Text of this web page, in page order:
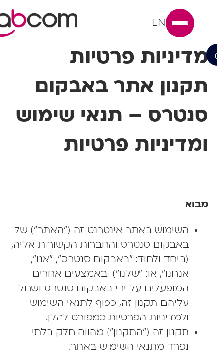
EN
פרטיות
אתר באבקום
– תנאי שימוש
פרטיות
השימוש באתר אינטרנט זה ("האתר") של
באבקום סנטרס והחברות הקשורות אליה,
(ביחד ולחוד: "באבקום סנטרס", "אנו",
אנחנו", או: "שלנו") ובאמצעים אחרים
המופעלים על ידי באבקום סנטרס ושחל
עליהם תקנון זה, כפוף לתנאי השימוש
ולמדיניות הפרטיות כמפורט להלן.
תקנון זה ("התקנון") מהווה חלק בלתי
נפרד מתנאי השימוש באתר.